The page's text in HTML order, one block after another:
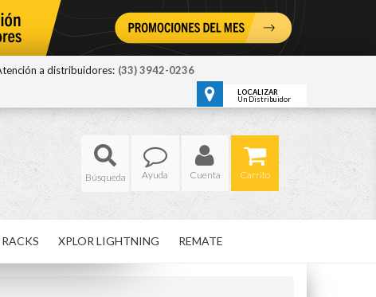
a distribuidores: (33) 3942-0236
LOCALIZAR
Un Distribuidor
Ayuda
Cuenta Carrito
XPLOR LIGHTNING REMATE